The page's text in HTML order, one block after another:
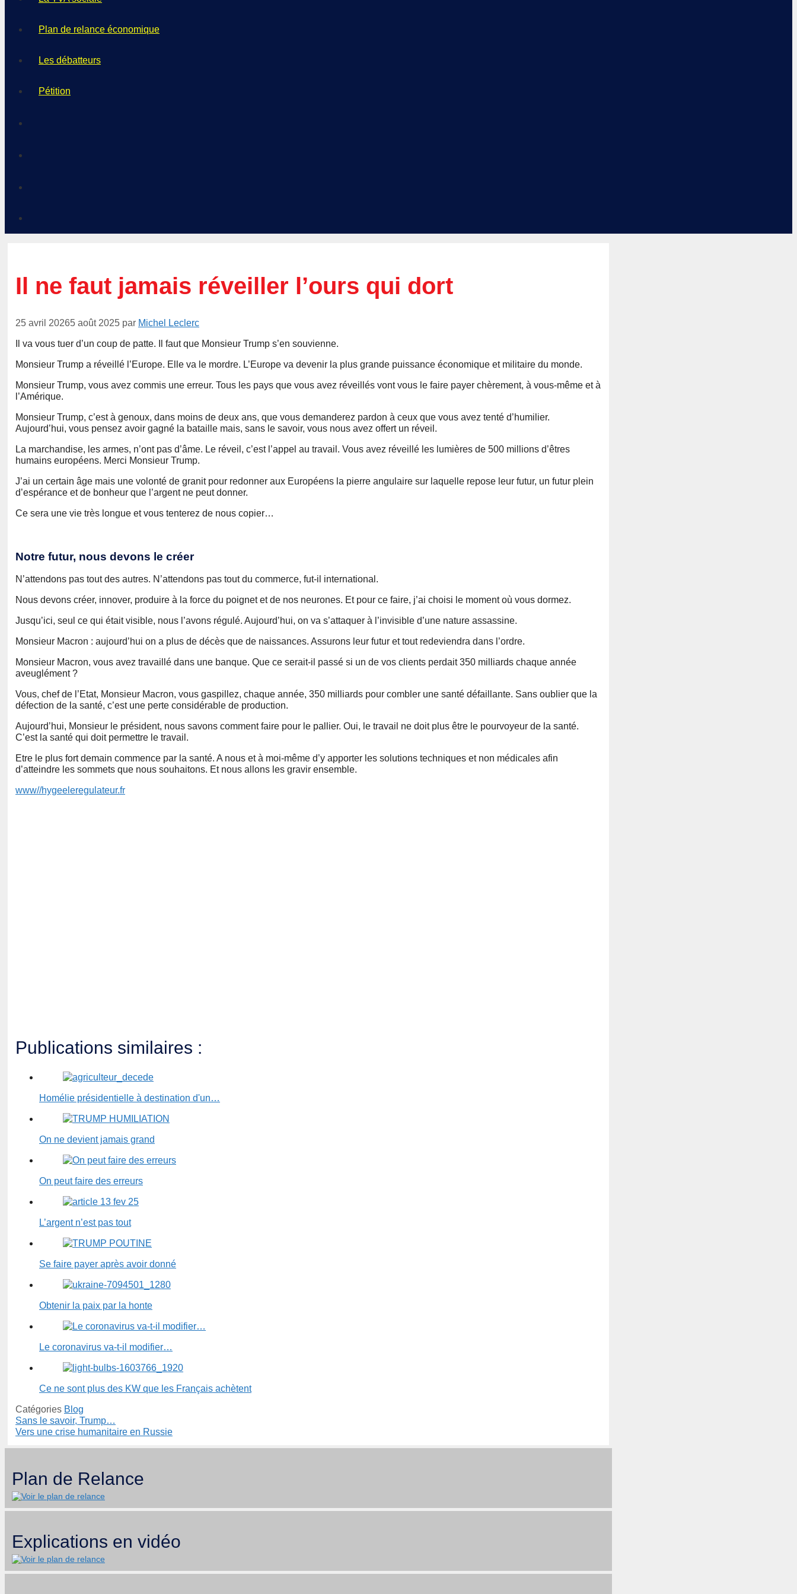
Plan de relance économique
Les débatteurs
Pétition
Il ne faut jamais réveiller l’ours qui dort
25 avril 20265 août 2025 par Michel Leclerc
Il va vous tuer d’un coup de patte. Il faut que Monsieur Trump s’en souvienne.
Monsieur Trump a réveillé l’Europe. Elle va le mordre. L’Europe va devenir la plus grande puissance économique et militaire du monde.
Monsieur Trump, vous avez commis une erreur. Tous les pays que vous avez réveillés vont vous le faire payer chèrement, à vous-même et à
l’Amérique.
Monsieur Trump, c’est à genoux, dans moins de deux ans, que vous demanderez pardon à ceux que vous avez tenté d’humilier.
Aujourd’hui, vous pensez avoir gagné la bataille mais, sans le savoir, vous nous avez offert un réveil.
La marchandise, les armes, n’ont pas d’âme. Le réveil, c’est l’appel au travail. Vous avez réveillé les lumières de 500 millions d’êtres
humains européens. Merci Monsieur Trump.
J’ai un certain âge mais une volonté de granit pour redonner aux Européens la pierre angulaire sur laquelle repose leur futur, un futur plein
d’espérance et de bonheur que l’argent ne peut donner.
Ce sera une vie très longue et vous tenterez de nous copier…
Notre futur, nous devons le créer
N’attendons pas tout des autres. N’attendons pas tout du commerce, fut-il international.
Nous devons créer, innover, produire à la force du poignet et de nos neurones. Et pour ce faire, j’ai choisi le moment où vous dormez.
Jusqu’ici, seul ce qui était visible, nous l’avons régulé. Aujourd’hui, on va s’attaquer à l’invisible d’une nature assassine.
Monsieur Macron : aujourd’hui on a plus de décès que de naissances. Assurons leur futur et tout redeviendra dans l’ordre.
Monsieur Macron, vous avez travaillé dans une banque. Que ce serait-il passé si un de vos clients perdait 350 milliards chaque année
aveuglément ?
Vous, chef de l’Etat, Monsieur Macron, vous gaspillez, chaque année, 350 milliards pour combler une santé défaillante. Sans oublier que la
défection de la santé, c’est une perte considérable de production.
Aujourd’hui, Monsieur le président, nous savons comment faire pour le pallier. Oui, le travail ne doit plus être le pourvoyeur de la santé.
C’est la santé qui doit permettre le travail.
Etre le plus fort demain commence par la santé. A nous et à moi-même d’y apporter les solutions techniques et non médicales afin
d’atteindre les sommets que nous souhaitons. Et nous allons les gravir ensemble.
www//hygeeleregulateur.fr
Publications similaires :
Homélie présidentielle à destination d'un…
On ne devient jamais grand
On peut faire des erreurs
L’argent n’est pas tout
Se faire payer après avoir donné
Obtenir la paix par la honte
Le coronavirus va-t-il modifier…
Ce ne sont plus des KW que les Français achètent
Catégories Blog
Sans le savoir, Trump…
Vers une crise humanitaire en Russie
Plan de Relance
Explications en vidéo